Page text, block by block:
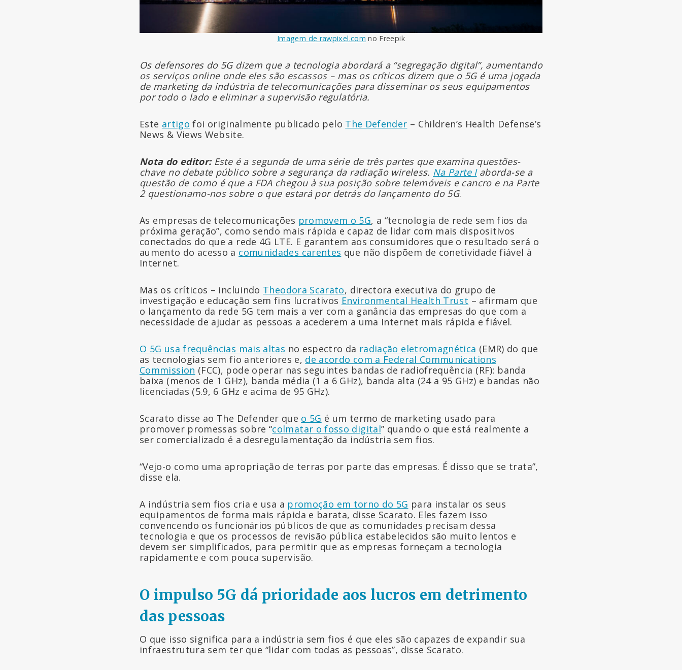
Imagem de rawpixel.com no Freepik
Os defensores do 5G dizem que a tecnologia abordará a “segregação digital”, aumentando
os serviços online onde eles são escassos – mas os críticos dizem que o 5G é uma jogada
de marketing da indústria de telecomunicações para disseminar os seus equipamentos
por todo o lado e eliminar a supervisão regulatória.
Este artigo foi originalmente publicado pelo The Defender – Children’s Health Defense’s
News & Views Website.
Nota do editor:Este é a segunda de uma série de três partes que examina questões-
chave no debate público sobre a segurança da radiação wireless. Na Parte Iaborda-se a
questão de como é que a FDA chegou à sua posição sobre telemóveis e cancro e na Parte
2 questionamo-nos sobre o que estará por detrás do lançamento do 5G.
As empresas de telecomunicações promovem o 5G, a “tecnologia de rede sem fios da
próxima geração”, como sendo mais rápida e capaz de lidar com mais dispositivos
conectados do que a rede 4G LTE. E garantem aos consumidores que o resultado será o
aumento do acesso a comunidades carentes que não dispõem de conetividade fiável à
Internet.
Mas os críticos – incluindo Theodora Scarato, directora executiva do grupo de
investigação e educação sem fins lucrativos Environmental Health Trust – afirmam que
o lançamento da rede 5G tem mais a ver com a ganância das empresas do que com a
necessidade de ajudar as pessoas a acederem a uma Internet mais rápida e fiável.
O 5G usa frequências mais altas no espectro da radiação eletromagnética (EMR) do que
as tecnologias sem fio anteriores e, de acordo com a Federal Communications
Commission (FCC), pode operar nas seguintes bandas de radiofrequência (RF): banda
baixa (menos de 1 GHz), banda média (1 a 6 GHz), banda alta (24 a 95 GHz) e bandas não
licenciadas (5.9, 6 GHz e acima de 95 GHz).
Scarato disse ao The Defender que o 5G é um termo de marketing usado para
promover promessas sobre “colmatar o fosso digital” quando o que está realmente a
ser comercializado é a desregulamentação da indústria sem fios.
“Vejo-o como uma apropriação de terras por parte das empresas. É disso que se trata”,
disse ela.
A indústria sem fios cria e usa a promoção em torno do 5G para instalar os seus
equipamentos de forma mais rápida e barata, disse Scarato. Eles fazem isso
convencendo os funcionários públicos de que as comunidades precisam dessa
tecnologia e que os processos de revisão pública estabelecidos são muito lentos e
devem ser simplificados, para permitir que as empresas forneçam a tecnologia
rapidamente e com pouca supervisão.
O impulso 5G dá prioridade aos lucros em detrimento
das pessoas
O que isso significa para a indústria sem fios é que eles são capazes de expandir sua
infraestrutura sem ter que “lidar com todas as pessoas”, disse Scarato.